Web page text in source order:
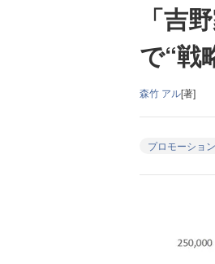
「吉
で“戦
森竹 アル[著]
プロモーション